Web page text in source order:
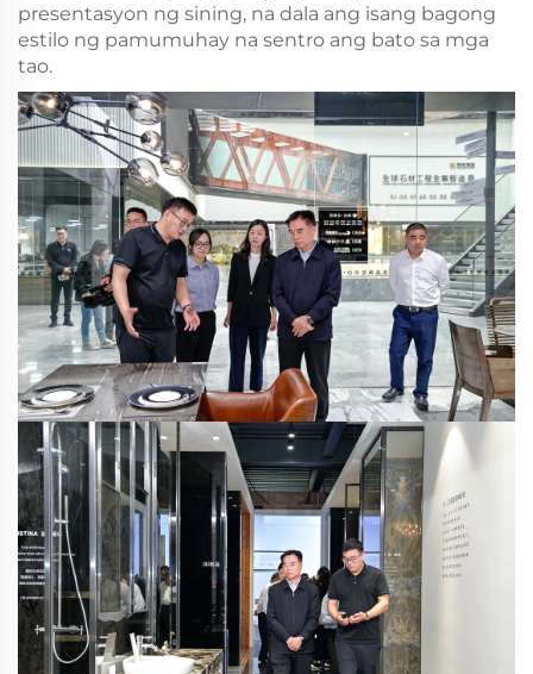
presentasyon ng sining, na dala ang isang bagong
estilo ng pamumuhay na sentro ang bato sa mga
tao.